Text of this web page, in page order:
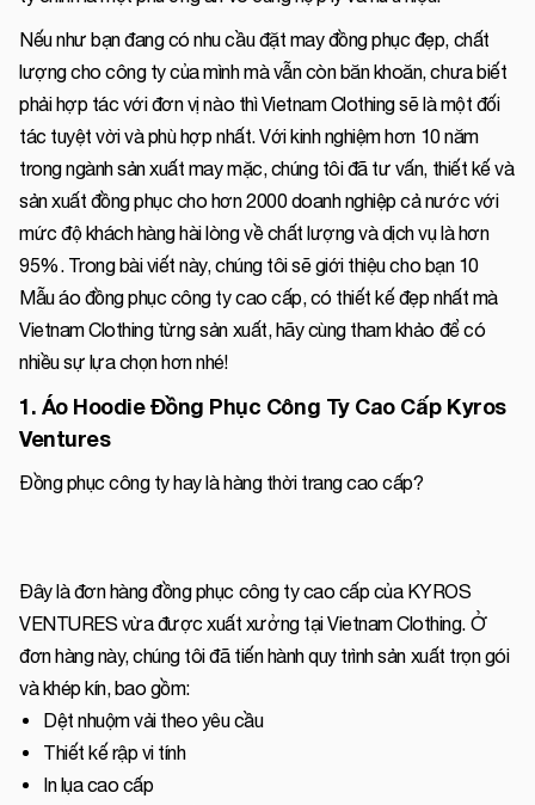
Nếu như bạn đang có nhu cầu đặt may đồng phục đẹp, chất
lượng cho công ty của mình mà vẫn còn băn khoăn, chưa biết
phải hợp tác với đơn vị nào thì Vietnam Clothing sẽ là một đối
tác tuyệt vời và phù hợp nhất. Với kinh nghiệm hơn 10 năm
trong ngành sản xuất may mặc, chúng tôi đã tư vấn, thiết kế và
sản xuất đồng phục cho hơn 2000 doanh nghiệp cả nước với
mức độ khách hàng hài lòng về chất lượng và dịch vụ là hơn
95%. Trong bài viết này, chúng tôi sẽ giới thiệu cho bạn 10
Mẫu áo đồng phục công ty cao cấp, có thiết kế đẹp nhất mà
Vietnam Clothing từng sản xuất, hãy cùng tham khảo để có
nhiều sự lựa chọn hơn nhé!
1. Áo Hoodie Đồng Phục Công Ty Cao Cấp Kyros
Ventures
Đồng phục công ty hay là hàng thời trang cao cấp?
Đây là đơn hàng đồng phục công ty cao cấp của KYROS
VENTURES vừa được xuất xưởng tại Vietnam Clothing. Ở
đơn hàng này, chúng tôi đã tiến hành quy trình sản xuất trọn gói
và khép kín, bao gồm:
Dệt nhuộm vải theo yêu cầu
Thiết kế rập vi tính
In lụa cao cấp